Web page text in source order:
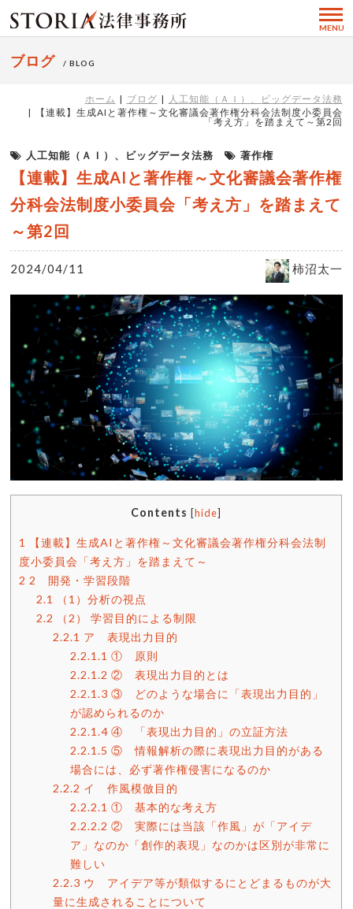
MENU
ブログ / BLOG
ホーム ブログ
人工知能（ＡＩ）、ビッグデータ法務
【連載】生成AIと著作権～文化審議会著作権分科会法制度小委員会
「考え方」を踏まえて～第2回
人工知能（ＡＩ）、ビッグデータ法務 著作権
【連載】生成AIと著作権～文化審議会著作権
分科会法制度小委員会「考え方」を踏まえて
～第2回
2024/04/11 柿沼太一
Contents [hide]
1
【連載】生成AIと著作権～文化審議会著作権分科会法制
度小委員会「考え方」を踏まえて～
2 2 開発・学習段階
2.1
（1）分析の視点
2.2
（2） 学習目的による制限
2.2.1 ア 表現出力目的
2.2.1.1 ① 原則
2.2.1.2 ② 表現出力目的とは
2.2.1.3 ③ どのような場合に「表現出力目的」
が認められるのか
2.2.1.4④ 「表現出力目的」の立証方法
2.2.1.5 ⑤ 情報解析の際に表現出力目的がある
場合には、必ず著作権侵害になるのか
2.2.2 イ 作風模倣目的
2.2.2.1 ① 基本的な考え方
2.2.2.2 ② 実際には当該「作風」が「アイデ
ア」なのか「創作的表現」なのかは区別が非常に
難しい
2.2.3 ウ アイデア等が類似するにとどまるものが大
量に生成されることについて